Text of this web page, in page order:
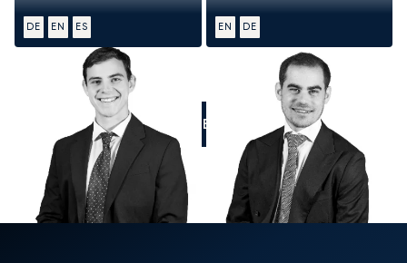
DE EN ES EN DE
RUFEN SIE UNS AN